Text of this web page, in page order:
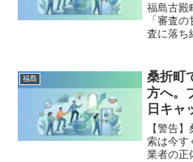
福島古殿
「審査
査に落ち
底解説。
合法的に
理」の正
る無料
福島
桑折町
方へ。
日キャ
策
【警告
索は今す
業者の正